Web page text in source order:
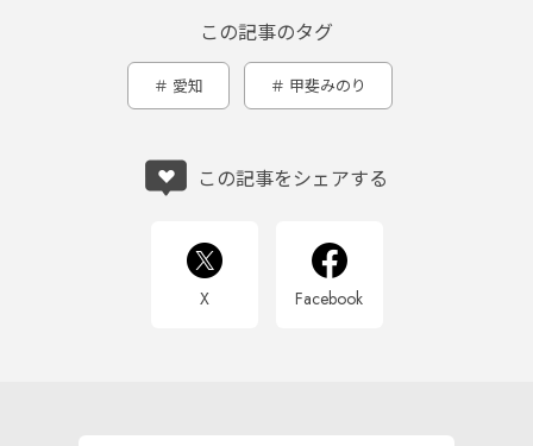
この記事のタグ
愛知 甲斐みのり
この記事をシェアする
X Facebook